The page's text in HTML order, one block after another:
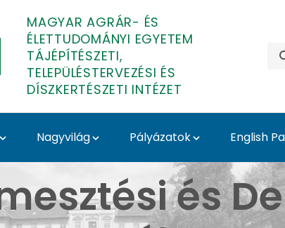
MAGYAR AGRÁR- ÉS
ÉLETTUDOMÁNYI EGYETEM
TÁJÉPÍTÉSZETI,
TELEPÜLÉSTERVEZÉSI ÉS
DÍSZKERTÉSZETI INTÉZET
Nagyvilág Pályázatok English
2024 - Budai
és